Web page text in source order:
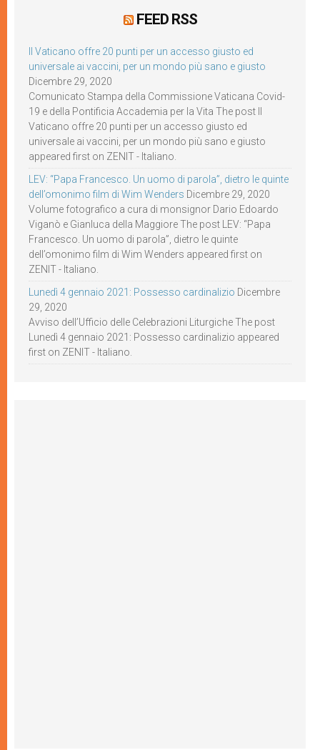
FEED RSS
Il Vaticano offre 20 punti per un accesso giusto ed
universale ai vaccini, per un mondo più sano e giusto
Dicembre 29, 2020
Comunicato Stampa della Commissione Vaticana Covid-
19 e della Pontificia Accademia per la Vita The post Il
Vaticano offre 20 punti per un accesso giusto ed
universale ai vaccini, per un mondo più sano e giusto
appeared first on ZENIT - Italiano.
LEV: “Papa Francesco. Un uomo di parola”, dietro le quinte
dell’omonimo film di Wim Wenders Dicembre 29, 2020
Volume fotografico a cura di monsignor Dario Edoardo
Viganò e Gianluca della Maggiore The post LEV: “Papa
Francesco. Un uomo di parola”, dietro le quinte
dell’omonimo film di Wim Wenders appeared first on
ZENIT - Italiano.
Lunedì 4 gennaio 2021: Possesso cardinalizio Dicembre
29, 2020
Avviso dell’Ufficio delle Celebrazioni Liturgiche The post
Lunedì 4 gennaio 2021: Possesso cardinalizio appeared
first on ZENIT - Italiano.